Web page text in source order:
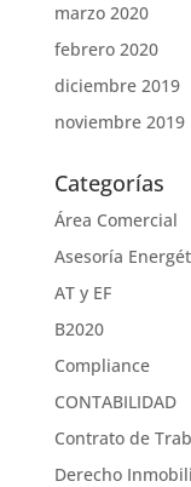
marzo 2020
febrero 2020
diciembre 2019
noviembre 2019
Categorías
Área Comercial
Asesoría
AT y EF
B2020
Compliance
CONTABILIDAD
Contrato de
Derecho